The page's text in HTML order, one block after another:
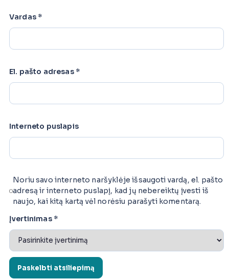
Vardas *
El. pašto adresas *
Interneto puslapis
Noriu savo interneto naršyklėje išsaugoti vardą, el. pašto
adresą ir interneto puslapį, kad jų nebereiktų įvesti iš
naujo, kai kitą kartą vėl norėsiu parašyti komentarą.
Įvertinimas *